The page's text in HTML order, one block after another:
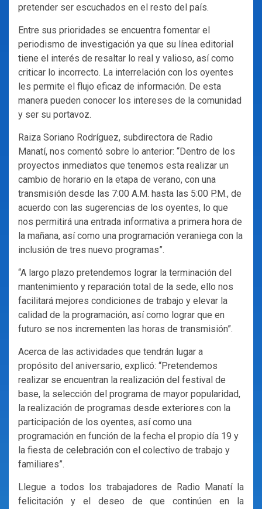
pretender ser escuchados en el resto del país.
Entre sus prioridades se encuentra fomentar el
periodismo de investigación ya que su línea editorial
tiene el interés de resaltar lo real y valioso, así como
criticar lo incorrecto. La interrelación con los oyentes
les permite el flujo eficaz de información. De esta
manera pueden conocer los intereses de la comunidad
y ser su portavoz.
Raiza Soriano Rodríguez, subdirectora de Radio
Manatí, nos comentó sobre lo anterior: “Dentro de los
proyectos inmediatos que tenemos esta realizar un
cambio de horario en la etapa de verano, con una
transmisión desde las 7:00 A.M. hasta las 5:00 P.M., de
acuerdo con las sugerencias de los oyentes, lo que
nos permitirá una entrada informativa a primera hora de
la mañana, así como una programación veraniega con la
inclusión de tres nuevo programas”.
“A largo plazo pretendemos lograr la terminación del
mantenimiento y reparación total de la sede, ello nos
facilitará mejores condiciones de trabajo y elevar la
calidad de la programación, así como lograr que en
futuro se nos incrementen las horas de transmisión”.
Acerca de las actividades que tendrán lugar a
propósito del aniversario, explicó: “Pretendemos
realizar se encuentran la realización del festival de
base, la selección del programa de mayor popularidad,
la realización de programas desde exteriores con la
participación de los oyentes, así como una
programación en función de la fecha el propio día 19 y
la fiesta de celebración con el colectivo de trabajo y
familiares”.
Llegue a todos los trabajadores de Radio Manatí la
felicitación y el deseo de que continúen en la